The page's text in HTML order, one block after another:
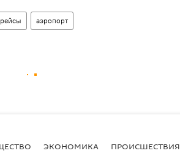
рейсы аэропорт
ЭКОНОМИКА ПРОИСШЕСТВИЯ